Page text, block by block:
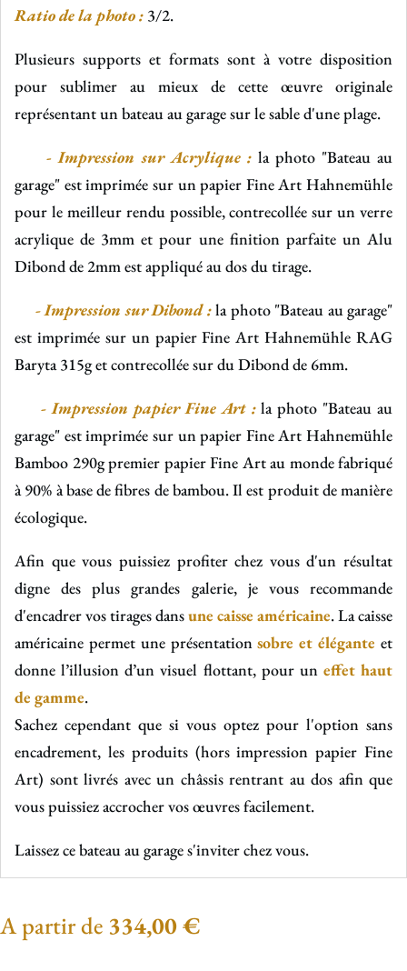
Ratio de la photo : 3/2.
Plusieurs supports et formats sont à votre disposition
pour sublimer au mieux de cette œuvre originale
représentant un bateau au garage sur le sable d'une plage.
-Impression sur Acrylique :la photo "Bateau au
garage" est imprimée sur un papier Fine Art Hahnemühle
pour le meilleur rendu possible, contrecollée sur un verre
acrylique de 3mm et pour une finition parfaite un Alu
Dibond de 2mm est appliqué au dos du tirage.
- Impression sur Dibond :la photo "Bateau au garage"
est imprimée sur un papier Fine Art Hahnemühle RAG
Baryta 315g et contrecollée sur du Dibond de 6mm.
- Impression papier Fine Art :la photo "Bateau au
garage" est imprimée sur un papier Fine Art Hahnemühle
Bamboo 290gpremier papier Fine Art au monde fabriqué
à 90% à base de fibres de bambou. Il est produit de manière
écologique.
Afin que vous puissiez profiter chez vous d'un résultat
digne des plus grandes galerie, je vous recommande
d'encadrer vos tirages dansune caisse américaine. La caisse
américaine permet une présentationsobre et élégante et
donne l’illusion d’un visuel flottant, pour un effet haut
de gamme.
Sachez cependant que si vous optez pour l'option sans
encadrement, les produits (hors impression papier Fine
Art) sont livrés avec un châssis rentrant au dos afin que
vous puissiez accrocher vos œuvres facilement.
Laissez ce bateau au garage s'inviter chez vous.
A partir de 334,00€